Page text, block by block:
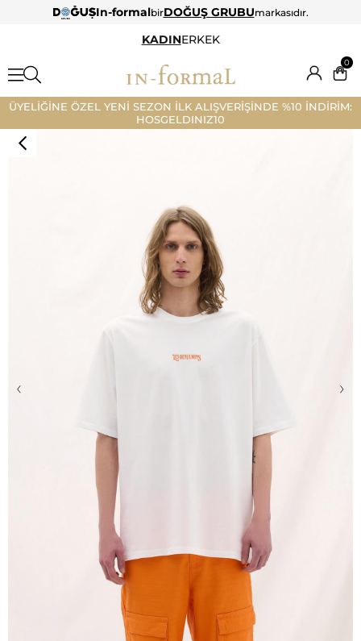
In-formalbirDOĞUŞ GRUBUmarkasıdır.
KADINERKEK
0
ÜYELİĞİNE ÖZEL YENİ SEZON İLK ALIŞVERİŞİNDE %10 İNDİRİM:
HOSGELDINIZ10
‹ ›